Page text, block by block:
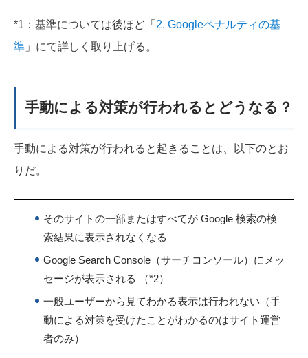
*1：基準については後ほど「 2. Googleペナルティの基
準 」にて詳しく取り上げる。
手動による対策が行われるとどうなる？
手動による対策が行われると起きることは、以下のとお
りだ。
そのサイトの一部またはすべてが Google 検索の検
索結果に表示されなくなる
Google Search Console（サーチコンソール）にメッ
セージが表示される （*2）
一般ユーザーから見てわかる表示は行われない（手
動による対策を受けたことがわかるのはサイト運営
者のみ）